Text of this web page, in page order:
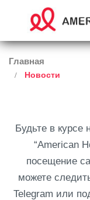
Главная
Новости
Будьте в курсе
“American
посещение
можете
Telegram или